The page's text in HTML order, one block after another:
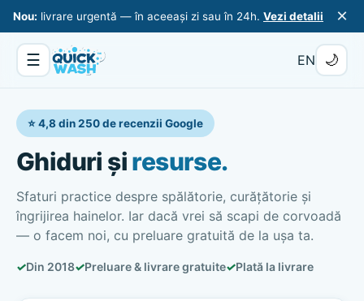
Nou: livrare urgentă — în aceeași zi sau în 24h. Vezi detalii ×
☰ EN 🌙
⭐ 4,8 din 250 de recenzii Google
Ghiduri șiresurse.
Sfaturi practice despre spălătorie, curățătorie și
îngrijirea hainelor. Iar dacă vrei să scapi de corvoadă
— o facem noi, cu preluare gratuită de la ușa ta.
✓Din 2018✓Preluare & livrare gratuite✓Plată la livrare